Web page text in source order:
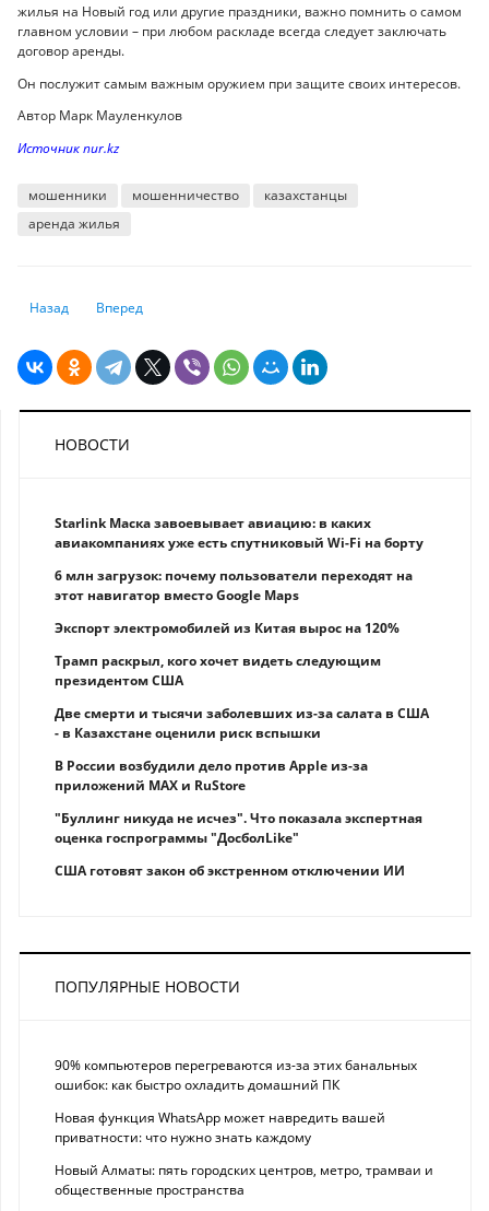
жилья на Новый год или другие праздники, важно помнить о самом
главном условии – при любом раскладе всегда следует заключать
договор аренды.
Он послужит самым важным оружием при защите своих интересов.
Автор Марк Мауленкулов
Источник nur.kz
мошенники мошенничество
казахстанцы
аренда жилья
Предыдущий: Как получить служебное жилье в собственность: все
Назад Следующий: «Арендное жильё без права выкупа для
Вперед
НОВОСТИ
Starlink Маска завоевывает авиацию: в каких
авиакомпаниях уже есть спутниковый Wi-Fi на борту
6 млн загрузок: почему пользователи переходят на
этот навигатор вместо Google Maps
Экспорт электромобилей из Китая вырос на 120%
Трамп раскрыл, кого хочет видеть следующим
президентом США
Две смерти и тысячи заболевших из-за салата в США
- в Казахстане оценили риск вспышки
В России возбудили дело против Apple из-за
приложений MAX и RuStore
"Буллинг никуда не исчез". Что показала экспертная
оценка госпрограммы "ДосболLike"
США готовят закон об экстренном отключении ИИ
ПОПУЛЯРНЫЕ НОВОСТИ
90% компьютеров перегреваются из-за этих банальных
ошибок: как быстро охладить домашний ПК
Новая функция WhatsApp может навредить вашей
приватности: что нужно знать каждому
Новый Алматы: пять городских центров, метро, трамваи и
общественные пространства